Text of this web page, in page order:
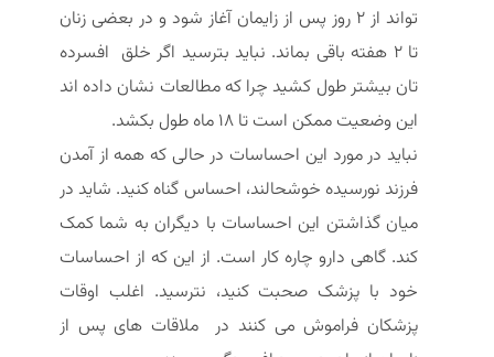
تواند از 2 روز پس از زایمان آغاز شود و در بعضی زنان
تا 2 هفته باقی بماند. نباید بترسید اگر خلق افسرده
تان بیشتر طول کشید چرا که مطالعات نشان داده اند
این وضعیت ممکن است تا 18 ماه طول بکشد.
نباید در مورد این احساسات در حالی که همه از آمدن
فرزند نورسیده خوشحالند، احساس گناه کنید. شاید در
میان گذاشتن این احساسات با دیگران به شما کمک
کند. گاهی دارو چاره کار است. از این که از احساسات
خود با پزشک صحبت کنید، نترسید. اغلب اوقات
پزشکان فراموش می کنند در ملاقات های پس از